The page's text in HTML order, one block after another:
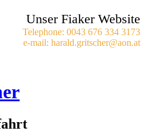
Unser Fiaker Website
Telephone: 0043 676 334 3173
e-mail: harald.gritscher@aon.at